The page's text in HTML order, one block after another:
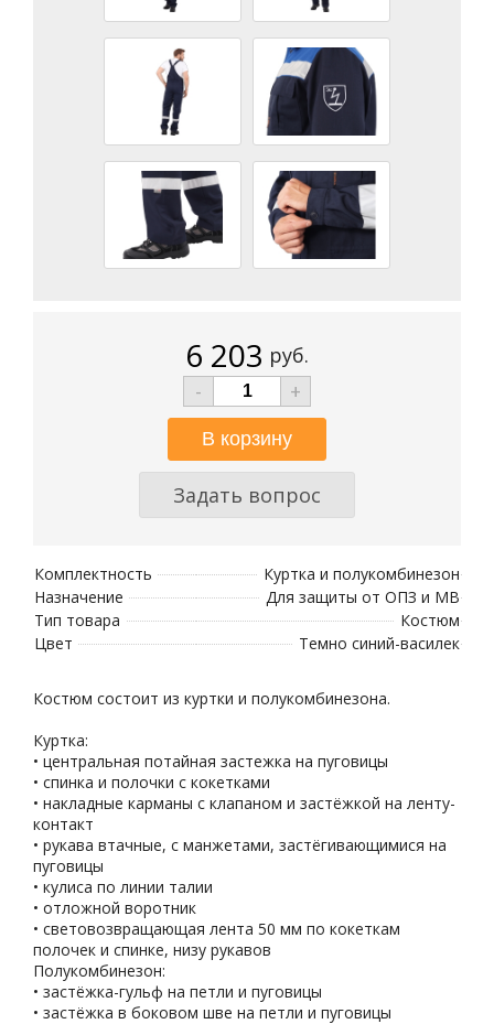
6 203 руб.
-
+
Задать вопрос
Комплектность
Куртка и полукомбинезон
Назначение
Для защиты от ОПЗ и МВ
Тип товара
Костюм
Цвет
Темно синий-василек
Костюм состоит из куртки и полукомбинезона.
Куртка:
• центральная потайная застежка на пуговицы
• спинка и полочки с кокетками
• накладные карманы с клапаном и застёжкой на ленту-
контакт
• рукава втачные, с манжетами, застёгивающимися на
пуговицы
• кулиса по линии талии
• отложной воротник
• световозвращающая лента 50 мм по кокеткам
полочек и спинке, низу рукавов
Полукомбинезон:
• застёжка-гульф на петли и пуговицы
• застёжка в боковом шве на петли и пуговицы